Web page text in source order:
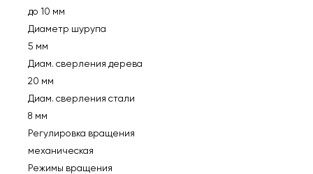
до 10 мм
Диаметр шурупа
5 мм
Диам. сверления дерева
20 мм
Диам. сверления стали
8 мм
Регулировка вращения
механическая
Режимы вращения